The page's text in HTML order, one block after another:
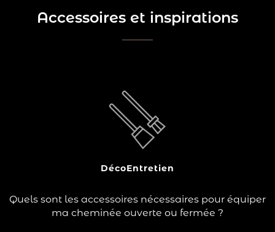
Accessoires et inspirations
DécoEntretien
Quels sont les accessoires nécessaires pour équiper
ma cheminée ouverte ou fermée ?
accessoires de cheminée
ont plusieurs fonctions.
Ils permettent soit d’entretenir la flamme, de protéger
votre coin feu ou de ranger votre combustible.
Ce sont également des éléments décoratifs qui
harmonisent…